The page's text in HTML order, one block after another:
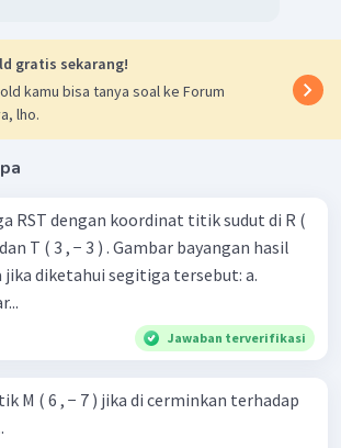
gratis sekarang!
kamu bisa tanya soal ke Forum
lho.
RST dengan koordinat titik sudut di R (
dan T ( 3 , − 3 ) . Gambar bayangan hasil
diketahui segitiga tersebut: a.
Jawaban terverifikasi
M ( 6 , − 7 ) jika di cerminkan terhadap